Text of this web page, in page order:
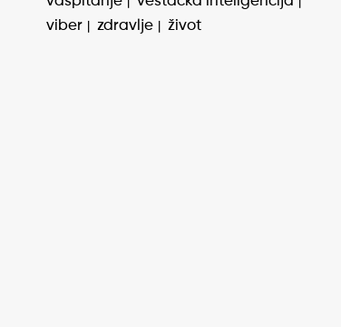
viber
zdravlje život